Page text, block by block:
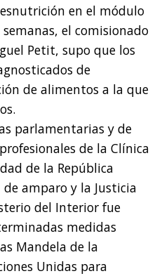
en el módulo
el comisionado
Petit, supo que los
de
de alimentos a la que
parlamentarias y de
de la Clínica
de la República
amparo y la Justicia
del Interior fue
medidas
Mandela de la
Unidas para